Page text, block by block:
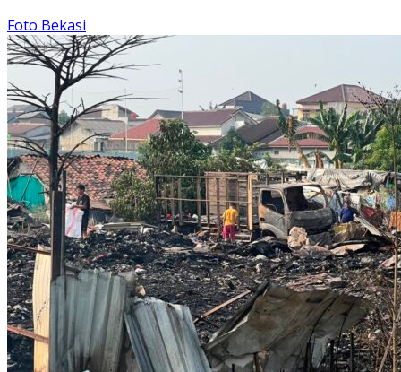
Foto Bekasi